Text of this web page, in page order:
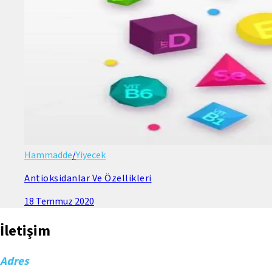
Hammadde/Yiyecek
Antioksidanlar Ve Özellikleri
18 Temmuz 2020
İletişim
Adres